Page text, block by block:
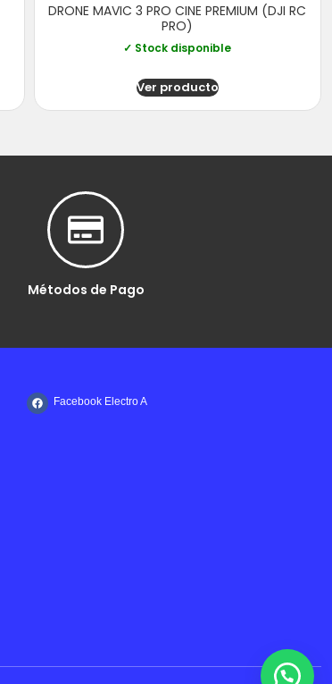
DRONE MAVIC 3 PRO CINE PREMIUM (DJI RC
PRO)
✓ Stock disponible
Ver producto
Métodos de Pago
Facebook Electro A